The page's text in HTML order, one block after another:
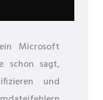
Microsoft
schon sagt,
und